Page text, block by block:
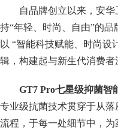
自品牌创立以来，安
持“年轻、时尚、自由”的品
以 “智能科技赋能、时尚设
辑，构建起与新生代消费者
GT7 Pro七星级抑菌智
专业级抗菌技术贯穿于从
流程，于每一处细节中，为